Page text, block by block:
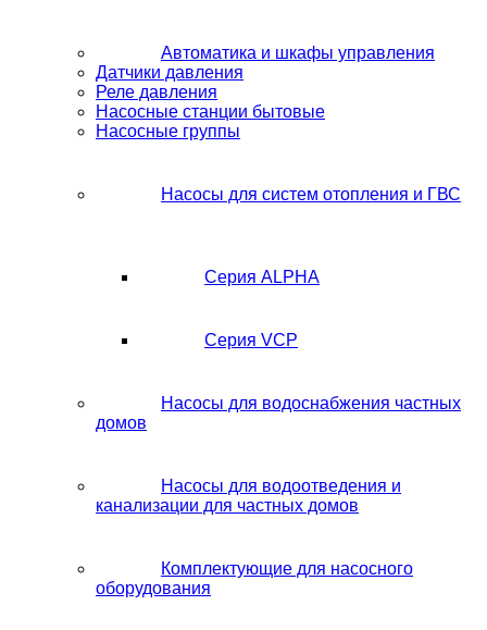
Автоматика и шкафы управления
Датчики давления
Реле давления
Насосные станции бытовые
Насосные группы
Насосы для систем отопления и ГВС
Серия ALPHA
Серия VCP
Насосы для водоснабжения частных
домов
Насосы для водоотведения и
канализации для частных домов
Комплектующие для насосного
оборудования